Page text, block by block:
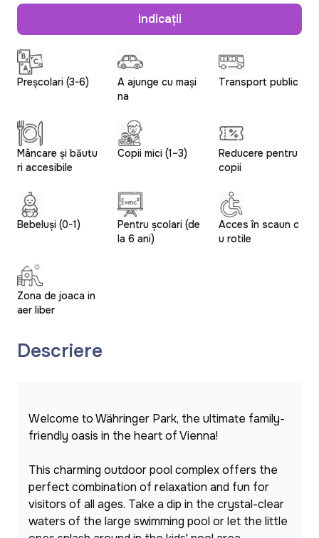
Preșcolari (3-6)
A ajunge cu mași
na
Transport public
Mâncare și băutu
ri accesibile
Copii mici (1–3)
Reducere pentru
copii
Bebeluși (0-1)
Pentru școlari (de
la 6 ani)
Acces în scaun c
u rotile
Zona de joaca in
aer liber
Descriere
Welcome to Währinger Park, the ultimate family-
friendly oasis in the heart of Vienna!
This charming outdoor pool complex offers the
perfect combination of relaxation and fun for
visitors of all ages. Take a dip in the crystal-clear
waters of the large swimming pool or let the little
Indicații